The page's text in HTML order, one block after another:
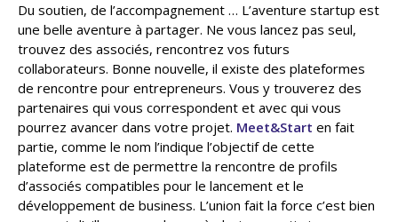
Du soutien, de l’accompagnement … L’aventure startup est
une belle aventure à partager. Ne vous lancez pas seul,
trouvez des associés, rencontrez vos futurs
collaborateurs. Bonne nouvelle, il existe des plateformes
de rencontre pour entrepreneurs. Vous y trouverez des
partenaires qui vous correspondent et avec qui vous
pourrez avancer dans votre projet. Meet&Start en fait
partie, comme le nom l’indique l’objectif de cette
plateforme est de permettre la rencontre de profils
d’associés compatibles pour le lancement et le
développement de business. L’union fait la force c’est bien